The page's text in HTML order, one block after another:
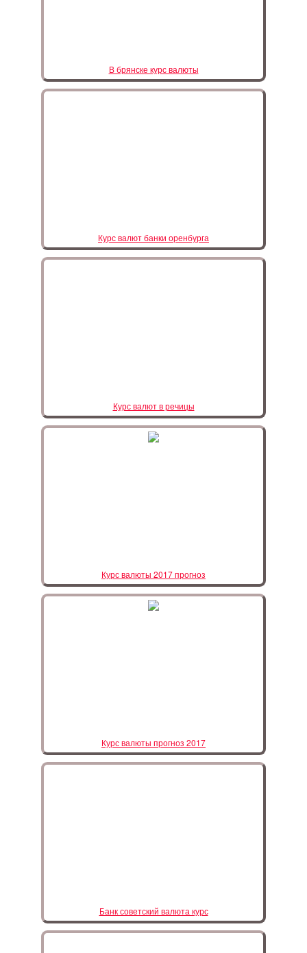
В брянске курс валюты
Курс валют банки оренбурга
Курс валют в речицы
Курс валюты 2017 прогноз
Курс валюты прогноз 2017
Банк советский валюта курс